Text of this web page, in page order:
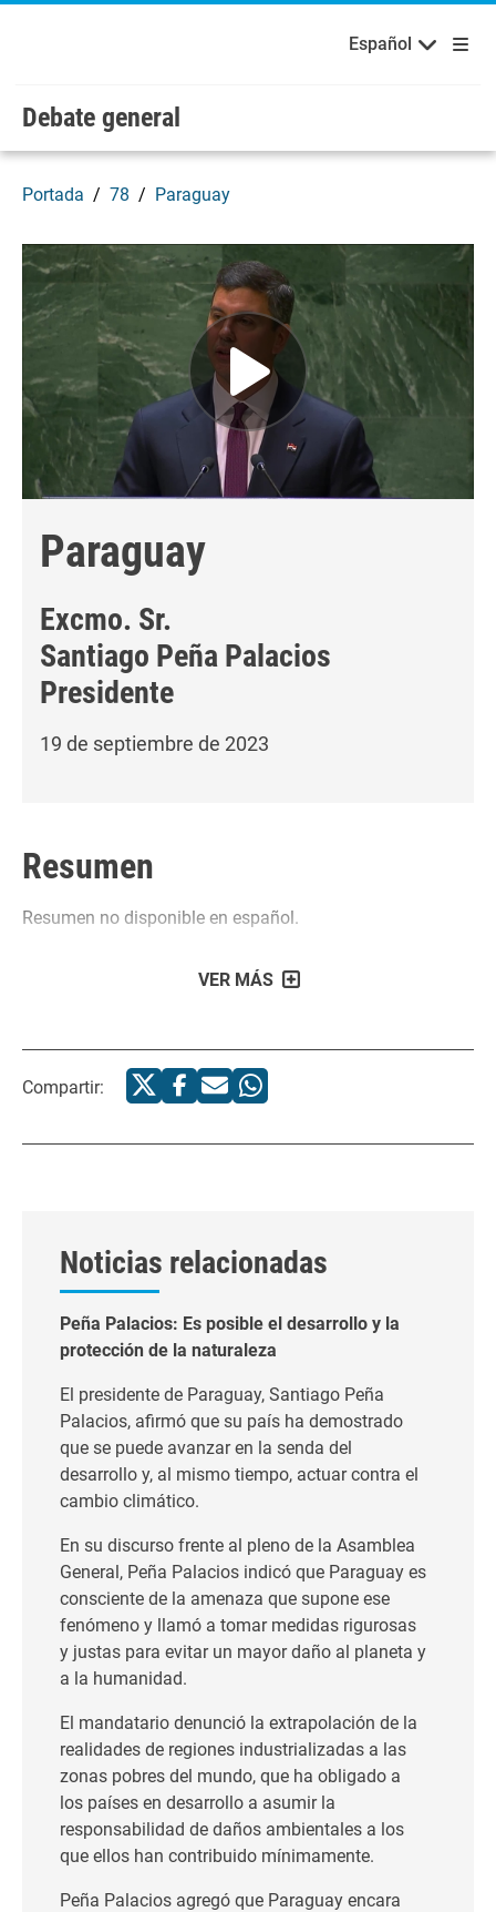
Skip to main content / navigation
Bienvenidos a las Naciones Unidas
Español
Debate general
Portada 78 Paraguay
Paraguay
Excmo. Sr.
Santiago Peña Palacios
Presidente
19 de septiembre de 2023
Resumen
Resumen no disponible en español.
VER MÁS
Compartir:
Noticias relacionadas
Peña Palacios: Es posible el desarrollo y la
protección de la naturaleza
El presidente de Paraguay, Santiago Peña
Palacios, afirmó que su país ha demostrado
que se puede avanzar en la senda del
desarrollo y, al mismo tiempo, actuar contra el
cambio climático.
En su discurso frente al pleno de la Asamblea
General, Peña Palacios indicó que Paraguay es
consciente de la amenaza que supone ese
fenómeno y llamó a tomar medidas rigurosas
y justas para evitar un mayor daño al planeta y
a la humanidad.
El mandatario denunció la extrapolación de la
realidades de regiones industrializadas a las
zonas pobres del mundo, que ha obligado a
los países en desarrollo a asumir la
responsabilidad de daños ambientales a los
que ellos han contribuido mínimamente.
Peña Palacios agregó que Paraguay encara